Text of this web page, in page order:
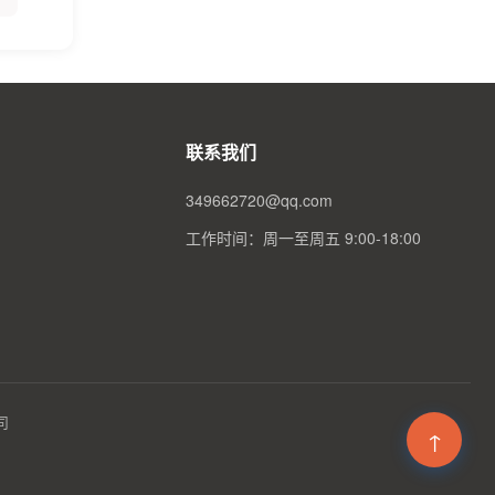
联系我们
349662720@qq.com
工作时间：周一至周五 9:00-18:00
↑